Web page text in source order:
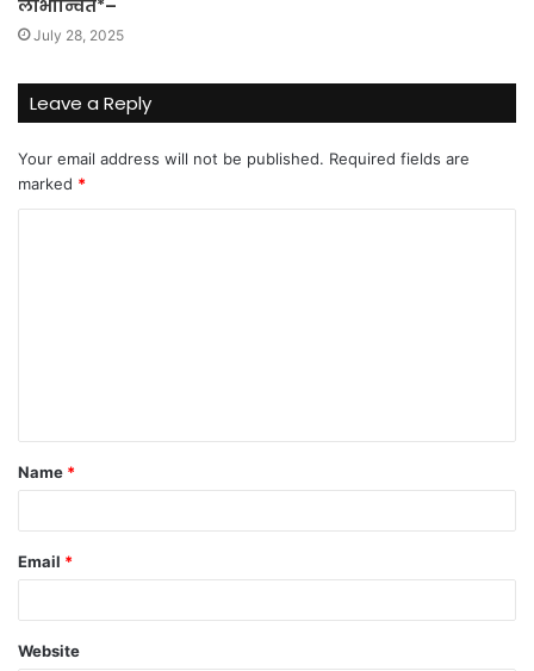
लाभान्वित*–
July 28, 2025
Leave a Reply
Your email address will not be published. Required fields are
marked *
t
*
Name *
Email *
Website